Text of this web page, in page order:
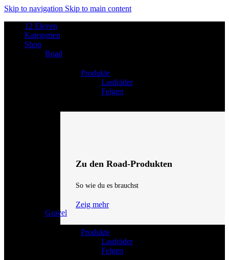
Skip to navigation Skip to main content
12 Eleven
Kategorien
Shop
Road
Produkte
Laufräder
Felgen
Zu den Road-Produkten
So wie du es brauchst
Zeig mehr
Gravel
Produkte
Laufräder
Felgen